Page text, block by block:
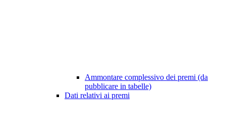
Ammontare complessivo dei premi (da
pubblicare in tabelle)
Dati relativi ai premi